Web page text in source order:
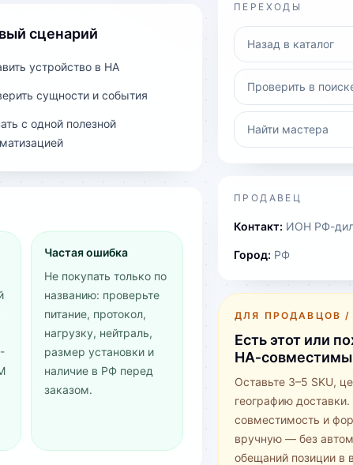
сценарий
устройство в HA
сущности и события
с одной полезной
Частая ошибка
Не покупать только по
названию: проверьте
питание, протокол,
нагрузку, нейтраль,
размер установки и
наличие в РФ перед
заказом.
ПЕРЕХОДЫ
Назад в каталог
Проверить в
Найти мастера
ПРОДАВЕЦ
Контакт: ИОН РФ-
Город: РФ
ДЛЯ ПРОДАВЦОВ
Есть этот или
Оставьте 3–5 SKU,
географию доставки.
совместимость и
вручную — без
обещаний позиции в